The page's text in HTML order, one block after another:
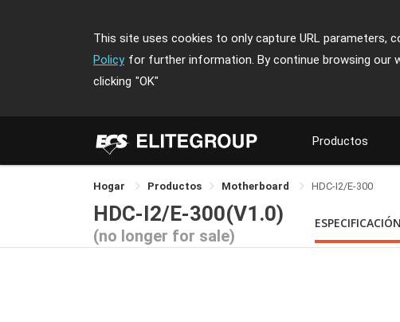
This site uses cookies to only capture URL parameters,
Policy for further information. By continue browsing our
clicking "OK"
Productos
Hogar Productos Motherboard HDC-I2/E-300
HDC-I2/E-300(V1.0)
(no longer for sale)
ESPECIFICACIÓN